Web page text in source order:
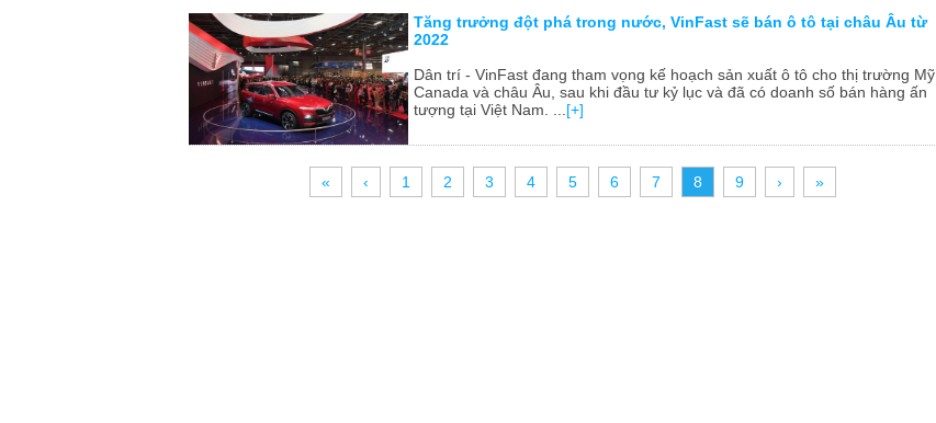
Tăng trưởng đột phá trong nước, VinFast sẽ bán ô tô tại châu Âu từ
2022
Dân trí - VinFast đang tham vọng kế hoạch sản xuất ô tô cho thị trường Mỹ,
Canada và châu Âu, sau khi đầu tư kỷ lục và đã có doanh số bán hàng ấn
tượng tại Việt Nam. ... [+]
« ‹ 1 2 3 4 5 6 7 8 9 › »